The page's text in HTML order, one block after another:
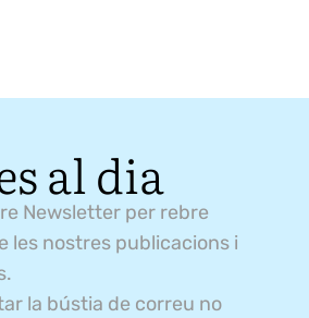
al dia
Newsletter per rebre
les nostres publicacions i
la bústia de correu no